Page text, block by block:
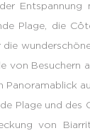
Entspannung
Plage, die
von Besuchern
Plage und
von